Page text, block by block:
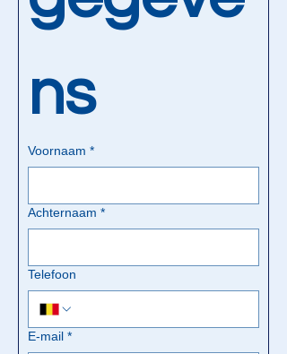
ns
Voornaam *
Achternaam *
Telefoon
E-mail *